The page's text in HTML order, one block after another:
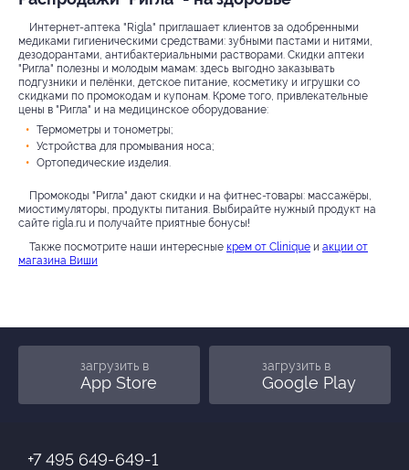
Интернет-аптека "Rigla" приглашает клиентов за одобренными
медиками гигиеническими средствами: зубными пастами и нитями,
дезодорантами, антибактериальными растворами. Скидки аптеки
"Ригла" полезны и молодым мамам: здесь выгодно заказывать
подгузники и пелёнки, детское питание, косметику и игрушки со
скидками по промокодам и купонам. Кроме того, привлекательные
цены в "Ригла" и на медицинское оборудование:
Термометры и тонометры;
Устройства для промывания носа;
Ортопедические изделия.
Промокоды "Ригла" дают скидки и на фитнес-товары: массажёры,
миостимуляторы, продукты питания. Выбирайте нужный продукт на
сайте rigla.ru и получайте приятные бонусы!
Также посмотрите наши интересные крем от Clinique и акции от
магазина Виши
загрузить в
App Store
загрузить в
Google Play
+7 495 649-649-1